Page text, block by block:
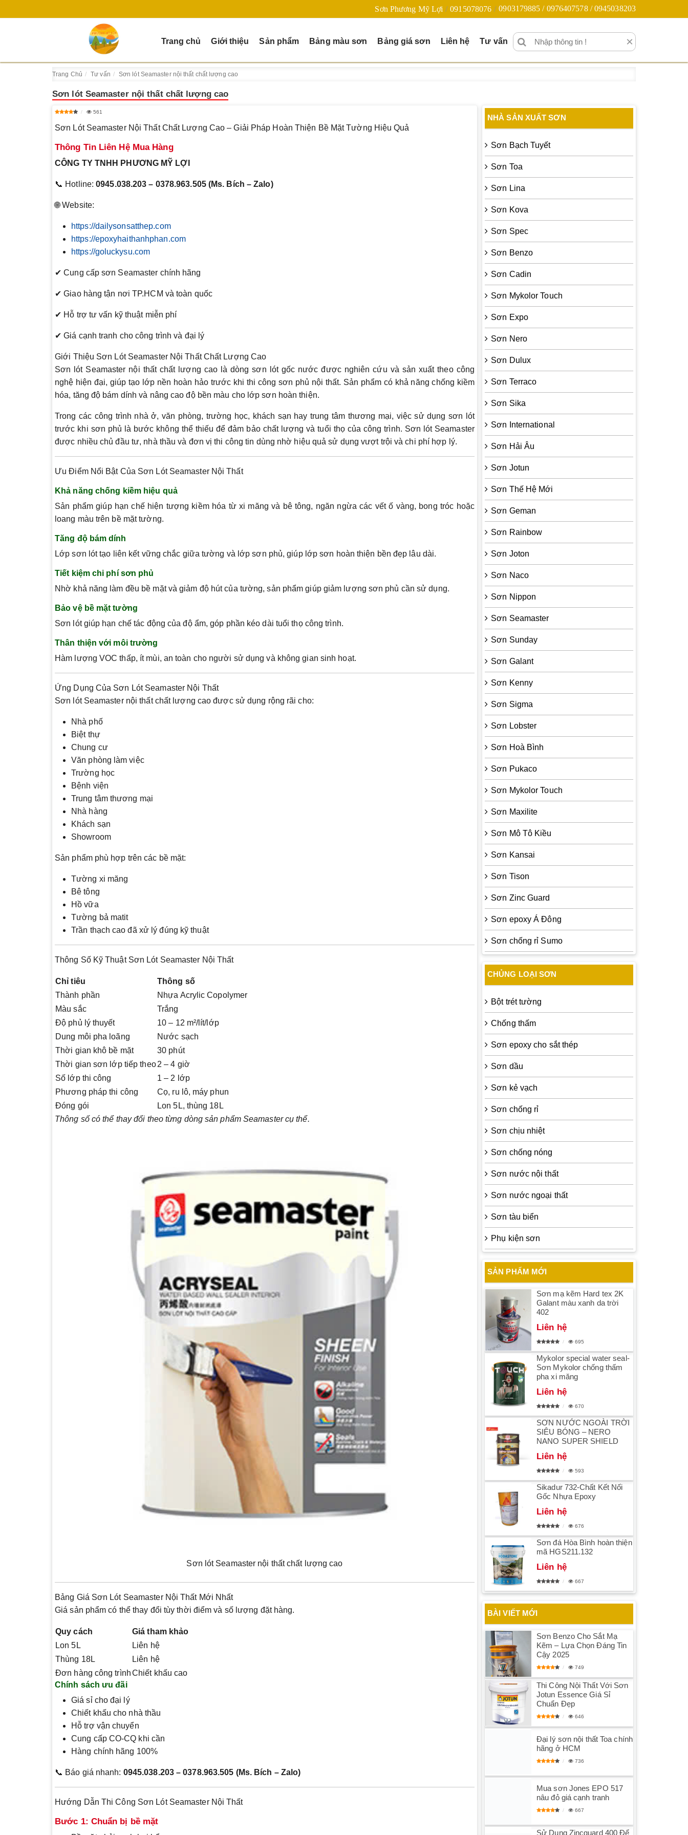
Sơn Phương Mỹ Lợi 0915078076 0903179885 / 0976407578 / 0945038203
Trang chủ Giới thiệu Sản phẩm Bảng màu sơn Bảng giá sơn Liên hệ Tư vấn ×
Trang Chủ Tư vấn Sơn lót Seamaster nội thất chất lượng cao
Sơn lót Seamaster nội thất chất lượng cao
561
Sơn Lót Seamaster Nội Thất Chất Lượng Cao – Giải Pháp Hoàn Thiện Bề Mặt Tường Hiệu Quả
Thông Tin Liên Hệ Mua Hàng
CÔNG TY TNHH PHƯƠNG MỸ LỢI
📞 Hotline:0945.038.203 – 0378.963.505 (Ms. Bích – Zalo)
🌐 Website:
https://dailysonsatthep.com
https://epoxyhaithanhphan.com
https://goluckysu.com
✔ Cung cấp sơn Seamaster chính hãng
✔ Giao hàng tận nơi TP.HCM và toàn quốc
✔ Hỗ trợ tư vấn kỹ thuật miễn phí
✔ Giá cạnh tranh cho công trình và đại lý
Giới Thiệu Sơn Lót Seamaster Nội Thất Chất Lượng Cao
Sơn lót Seamaster nội thất chất lượng cao là dòng sơn lót gốc nước được nghiên cứu và sản xuất theo công
nghệ hiện đại, giúp tạo lớp nền hoàn hảo trước khi thi công sơn phủ nội thất. Sản phẩm có khả năng chống kiềm
hóa, tăng độ bám dính và nâng cao độ bền màu cho lớp sơn hoàn thiện.
Trong các công trình nhà ở, văn phòng, trường học, khách sạn hay trung tâm thương mại, việc sử dụng sơn lót
trước khi sơn phủ là bước không thể thiếu để đảm bảo chất lượng và tuổi thọ của công trình. Sơn lót Seamaster
được nhiều chủ đầu tư, nhà thầu và đơn vị thi công tin dùng nhờ hiệu quả sử dụng vượt trội và chi phí hợp lý.
Ưu Điểm Nổi Bật Của Sơn Lót Seamaster Nội Thất
Khả năng chống kiềm hiệu quả
Sản phẩm giúp hạn chế hiện tượng kiềm hóa từ xi măng và bê tông, ngăn ngừa các vết ố vàng, bong tróc hoặc
loang màu trên bề mặt tường.
Tăng độ bám dính
Lớp sơn lót tạo liên kết vững chắc giữa tường và lớp sơn phủ, giúp lớp sơn hoàn thiện bền đẹp lâu dài.
Tiết kiệm chi phí sơn phủ
Nhờ khả năng làm đều bề mặt và giảm độ hút của tường, sản phẩm giúp giảm lượng sơn phủ cần sử dụng.
Bảo vệ bề mặt tường
Sơn lót giúp hạn chế tác động của độ ẩm, góp phần kéo dài tuổi thọ công trình.
Thân thiện với môi trường
Hàm lượng VOC thấp, ít mùi, an toàn cho người sử dụng và không gian sinh hoạt.
Ứng Dụng Của Sơn Lót Seamaster Nội Thất
Sơn lót Seamaster nội thất chất lượng cao được sử dụng rộng rãi cho:
Nhà phố
Biệt thự
Chung cư
Văn phòng làm việc
Trường học
Bệnh viện
Trung tâm thương mại
Nhà hàng
Khách sạn
Showroom
Sản phẩm phù hợp trên các bề mặt:
Tường xi măng
Bê tông
Hồ vữa
Tường bả matit
Trần thạch cao đã xử lý đúng kỹ thuật
Thông Số Kỹ Thuật Sơn Lót Seamaster Nội Thất
Chỉ tiêu
Thông số
Thành phần
Nhựa Acrylic Copolymer
Màu sắc
Trắng
Độ phủ lý thuyết
10 – 12 m²/lít/lớp
Dung môi pha loãng
Nước sạch
Thời gian khô bề mặt
30 phút
Thời gian sơn lớp tiếp theo2 – 4 giờ
Số lớp thi công
1 – 2 lớp
Phương pháp thi công
Cọ, ru lô, máy phun
Đóng gói
Lon 5L, thùng 18L
Thông số có thể thay đổi theo từng dòng sản phẩm Seamaster cụ thể.
Sơn lót Seamaster nội thất chất lượng cao
Bảng Giá Sơn Lót Seamaster Nội Thất Mới Nhất
Giá sản phẩm có thể thay đổi tùy thời điểm và số lượng đặt hàng.
Quy cách
Giá tham khảo
Lon 5L
Liên hệ
Thùng 18L
Liên hệ
Đơn hàng công trìnhChiết khấu cao
Chính sách ưu đãi
Giá sỉ cho đại lý
Chiết khấu cho nhà thầu
Hỗ trợ vận chuyển
Cung cấp CO-CQ khi cần
Hàng chính hãng 100%
📞 Báo giá nhanh: 0945.038.203 – 0378.963.505 (Ms. Bích – Zalo)
Hướng Dẫn Thi Công Sơn Lót Seamaster Nội Thất
Bước 1: Chuẩn bị bề mặt
NHÀ SẢN XUẤT SƠN
Sơn Bạch Tuyết
Sơn Toa
Sơn Lina
Sơn Kova
Sơn Spec
Sơn Benzo
Sơn Cadin
Sơn Mykolor Touch
Sơn Expo
Sơn Nero
Sơn Dulux
Sơn Terraco
Sơn Sika
Sơn International
Sơn Hải Âu
Sơn Jotun
Sơn Thế Hệ Mới
Sơn Geman
Sơn Rainbow
Sơn Joton
Sơn Naco
Sơn Nippon
Sơn Seamaster
Sơn Sunday
Sơn Galant
Sơn Kenny
Sơn Sigma
Sơn Lobster
Sơn Hoà Bình
Sơn Pukaco
Sơn Mykolor Touch
Sơn Maxilite
Sơn Mô Tô Kiều
Sơn Kansai
Sơn Tison
Sơn Zinc Guard
Sơn epoxy Á Đông
Sơn chống rỉ Sumo
CHỦNG LOẠI SƠN
Bột trét tường
Chống thấm
Sơn epoxy cho sắt thép
Sơn dầu
Sơn kẻ vạch
Sơn chống rỉ
Sơn chịu nhiệt
Sơn chống nóng
Sơn nước nội thất
Sơn nước ngoại thất
Sơn tàu biển
Phụ kiện sơn
SẢN PHẨM MỚI
Sơn mạ kẽm Hard tex 2K
Galant màu xanh da trời
402
Liên hệ
695
Mykolor special water seal-
Sơn Mykolor chống thấm
pha xi măng
Liên hệ
670
SƠN NƯỚC NGOÀI TRỜI
SIÊU BÓNG – NERO
NANO SUPER SHIELD
Liên hệ
593
Sikadur 732-Chất Kết Nối
Gốc Nhựa Epoxy
Liên hệ
676
Sơn đá Hòa Bình hoàn thiện
mã HGS211.132
Liên hệ
667
BÀI VIẾT MỚI
Sơn Benzo Cho Sắt Mạ
Kẽm – Lựa Chọn Đáng Tin
Cậy 2025
749
Thi Công Nội Thất Với Sơn
Jotun Essence Giá Sỉ
Chuẩn Đẹp
646
Đại lý sơn nội thất Toa chính
hãng ở HCM
736
Mua sơn Jones EPO 517
nâu đỏ giá cạnh tranh
667
Sử Dụng Zincguard 400 Để